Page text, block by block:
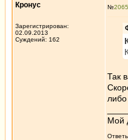
Кронус
Зарегистрирован:
02.09.2013
Суждений: 162
№
Так
либо
Мой